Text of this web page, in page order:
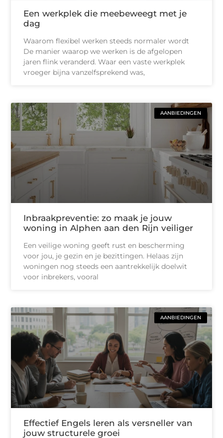
Een werkplek die meebeweegt met je
dag
Waarom flexibel werken steeds normaler wordt
De manier waarop we werken is de afgelopen
jaren flink veranderd. Waar een vaste werkplek
vroeger bijna vanzelfsprekend was,
AANBIEDINGEN
Inbraakpreventie: zo maak je jouw
woning in Alphen aan den Rijn veiliger
Een veilige woning geeft rust en bescherming
voor jou, je gezin en je bezittingen. Helaas zijn
woningen nog steeds een aantrekkelijk doelwit
voor inbrekers, vooral
AANBIEDINGEN
Effectief Engels leren als versneller van
jouw structurele groei